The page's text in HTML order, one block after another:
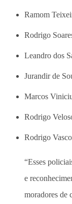
Ramom
Rodrigo
Leandro dos
Jurandir de
Marcos
Rodrigo
Rodrigo
“Esses
e
moradores de